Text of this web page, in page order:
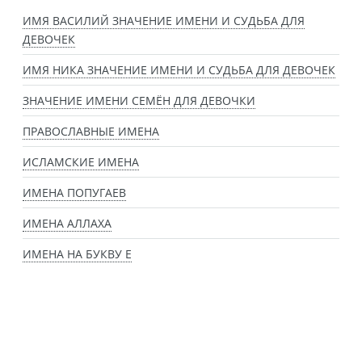
ИМЯ ВАСИЛИЙ ЗНАЧЕНИЕ ИМЕНИ И СУДЬБА ДЛЯ
ДЕВОЧЕК
ИМЯ НИКА ЗНАЧЕНИЕ ИМЕНИ И СУДЬБА ДЛЯ ДЕВОЧЕК
ЗНАЧЕНИЕ ИМЕНИ СЕМЁН ДЛЯ ДЕВОЧКИ
ПРАВОСЛАВНЫЕ ИМЕНА
ИСЛАМСКИЕ ИМЕНА
ИМЕНА ПОПУГАЕВ
ИМЕНА АЛЛАХА
ИМЕНА НА БУКВУ Е